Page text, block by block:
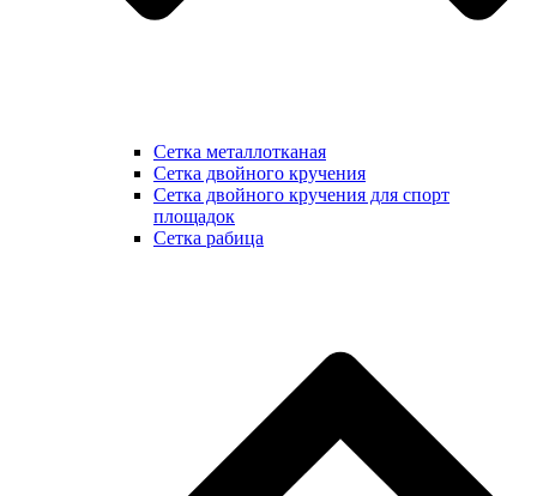
Сетка металлотканая
Сетка двойного кручения
Сетка двойного кручения для спорт
площадок
Сетка рабица